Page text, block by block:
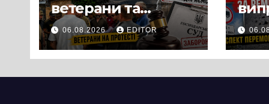
ветерани та
місцеві жителі
вийшли на
протест до стін
06.08.2026 EDITOR